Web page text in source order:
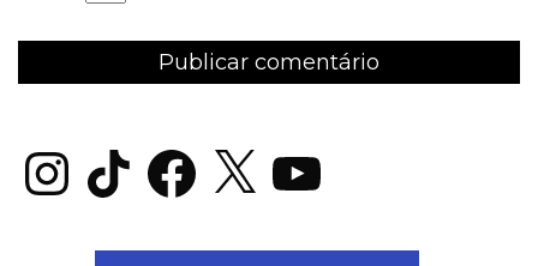
InstagramTikTok Facebook
X YouTube